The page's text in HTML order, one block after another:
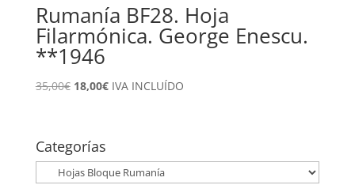
Rumanía BF28. Hoja
Filarmónica. George Enescu.
**1946
35,00€ El
era:
35,00€.
18,00€El
18,00€.
IVA INCLUÍDO
Categorías